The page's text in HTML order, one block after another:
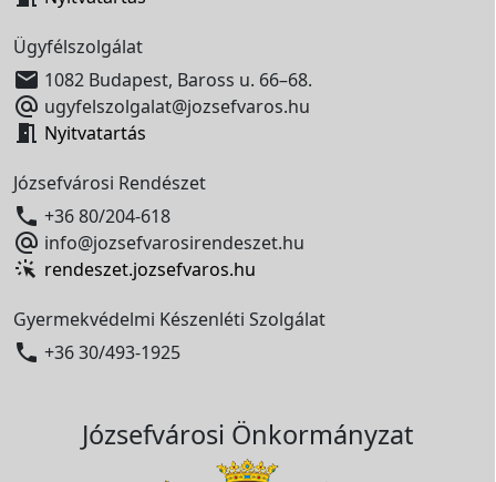
Ügyfélszolgálat
 1082 Budapest, Baross u. 66–68.
 ugyfelszolgalat@jozsefvaros.hu
 Nyitvatartás
Józsefvárosi Rendészet
 +36 80/204-618
 info@jozsefvarosirendeszet.hu
rendeszet.jozsefvaros.hu
Gyermekvédelmi Készenléti Szolgálat
 +36 30/493-1925
Józsefvárosi Önkormányzat